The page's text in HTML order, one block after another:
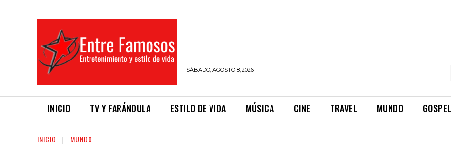
SÁBADO, AGOSTO 8, 2026
INICIO TV Y FARÁNDULA ESTILO DE VIDA MÚSICA CINE TRAVEL MUNDO GOSPEL
INICIO MUNDO